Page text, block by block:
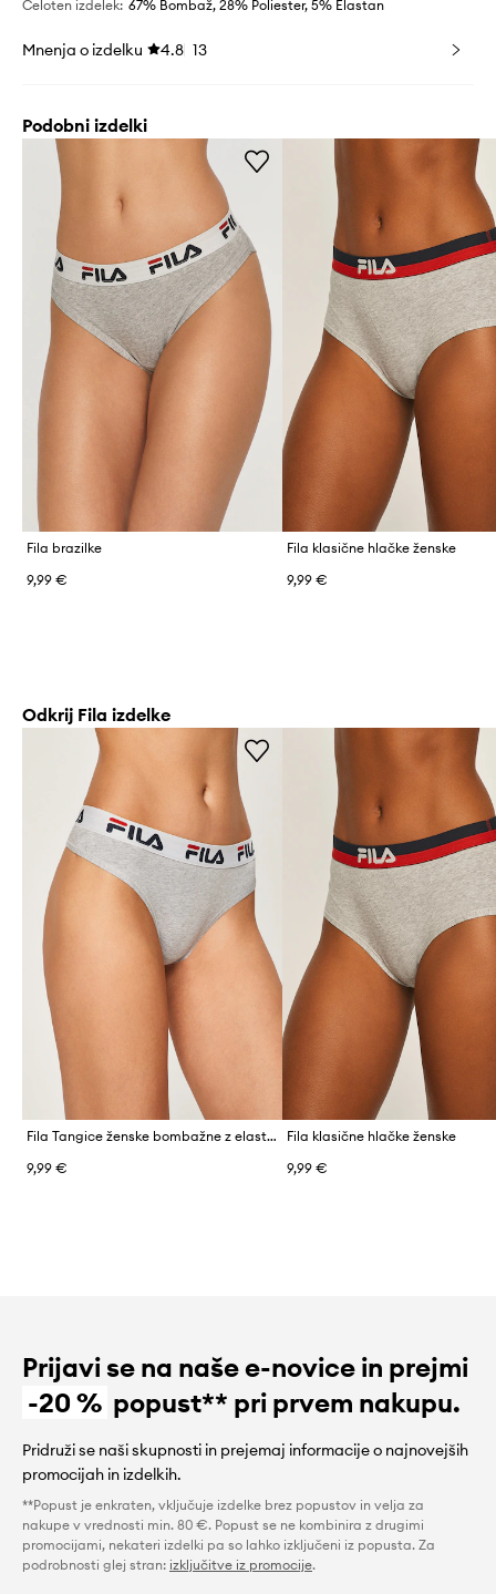
Celoten izdelek: 67% Bombaž, 28% Poliester, 5% Elastan
Mnenja o izdelku 4.8 13
Podobni izdelki
Fila brazilke
9,99 €
Fila klasične hlačke ženske
9,99 €
Odkrij Fila izdelke
Fila Tangice ženske bombažne z elastanom
9,99 €
Fila klasične hlačke ženske
9,99 €
Prijavi se na naše e-novice in prejmi
-20 % popust** pri prvem nakupu.
Pridruži se naši skupnosti in prejemaj informacije o najnovejših
promocijah in izdelkih.
**Popust je enkraten, vključuje izdelke brez popustov in velja za
nakupe v vrednosti min. 80 €. Popust se ne kombinira z drugimi
promocijami, nekateri izdelki pa so lahko izključeni iz popusta. Za
podrobnosti glej stran: izključitve iz promocije.